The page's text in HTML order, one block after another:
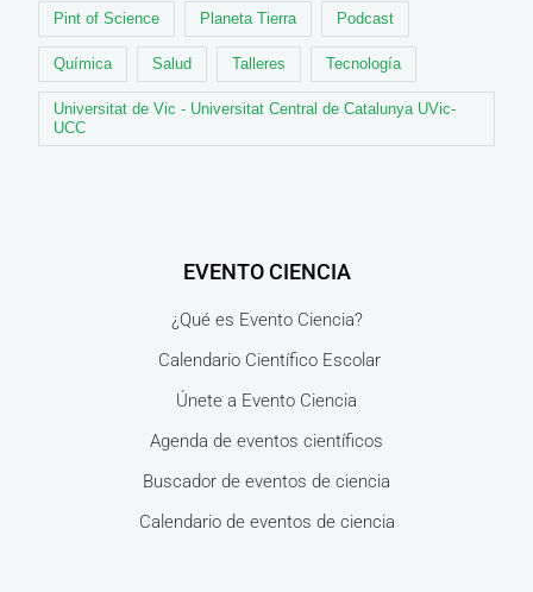
Pint of Science Planeta Tierra Podcast
Química Salud Talleres Tecnología
Universitat de Vic - Universitat Central de Catalunya UVic-
UCC
EVENTO CIENCIA
¿Qué es Evento Ciencia?
Calendario Científico Escolar
Únete a Evento Ciencia
Agenda de eventos científicos
Buscador de eventos de ciencia
Calendario de eventos de ciencia